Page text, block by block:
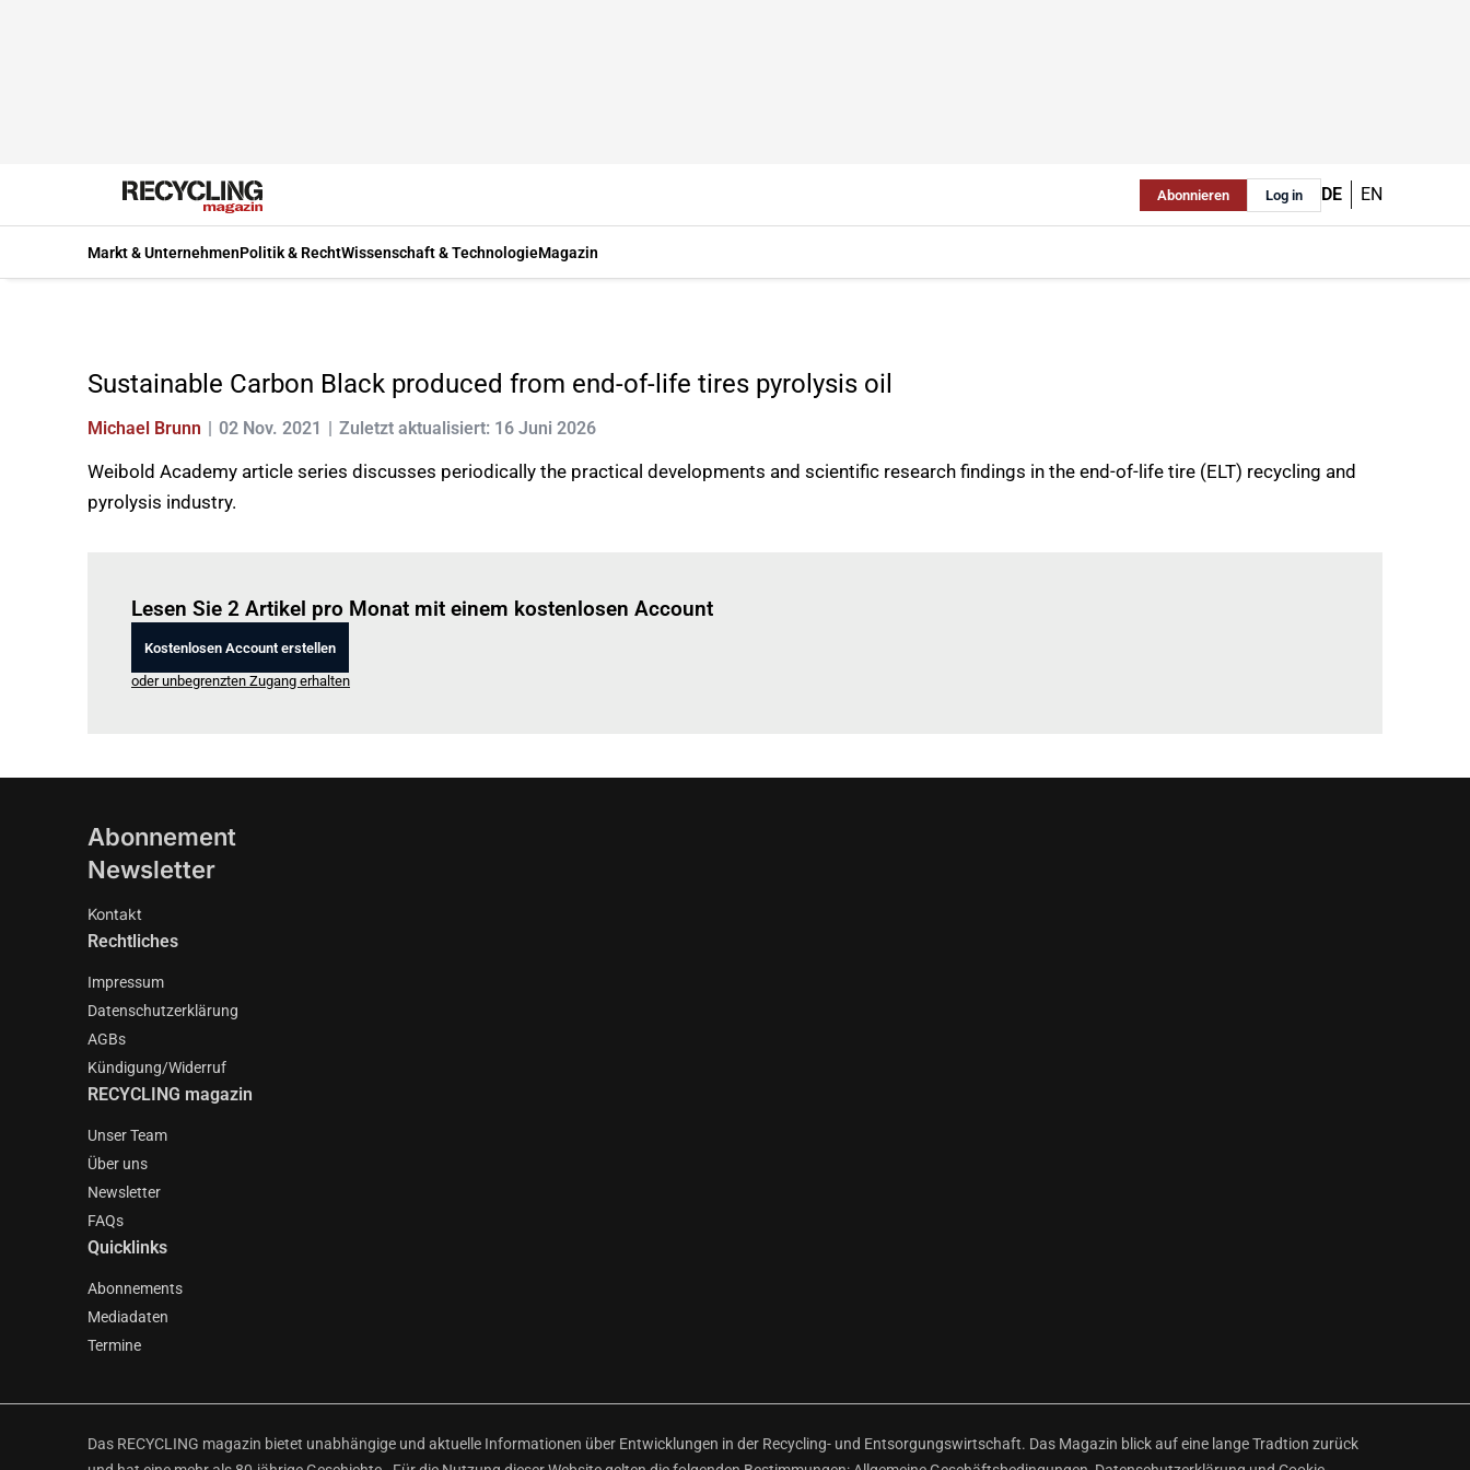
Abonnieren Log in DE EN
Markt & UnternehmenPolitik & RechtWissenschaft & TechnologieMagazin
Sustainable Carbon Black produced from end-of-life tires pyrolysis oil
Michael Brunn 02 Nov. 2021 Zuletzt aktualisiert: 16 Juni 2026
Weibold Academy article series discusses periodically the practical developments and scientific research findings in the end-of-life tire (ELT) recycling and
pyrolysis industry.
Lesen Sie 2 Artikel pro Monat mit einem kostenlosen Account
Kostenlosen Account erstellen
oder unbegrenzten Zugang erhalten
Abonnement
Newsletter
Kontakt
Rechtliches
Impressum
Datenschutzerklärung
AGBs
Kündigung/Widerruf
RECYCLING magazin
Unser Team
Über uns
Newsletter
FAQs
Quicklinks
Abonnements
Mediadaten
Termine
Das RECYCLING magazin bietet unabhängige und aktuelle Informationen über Entwicklungen in der Recycling- und Entsorgungswirtschaft. Das Magazin blick auf eine lange Tradtion zurück